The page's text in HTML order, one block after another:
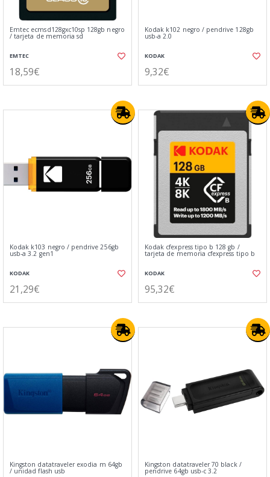
Emtec ecmsd128gxc10sp 128gb negro
/ tarjeta de memoria sd
EMTEC
18,59€
Kodak k102 negro / pendrive 128gb
usb-a 2.0
KODAK
9,32€
Kodak k103 negro / pendrive 256gb
usb-a 3.2 gen1
KODAK
21,29€
Kodak cfexpress tipo b 128 gb /
tarjeta de memoria cfexpress tipo b
KODAK
95,32€
Kingston datatraveler exodia m 64gb
/ unidad flash usb
Kingston datatraveler 70 black /
pendrive 64gb usb-c 3.2